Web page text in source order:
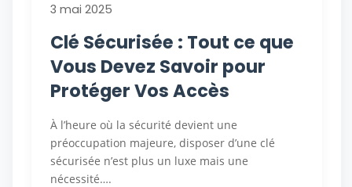
3 mai 2025
Clé Sécurisée : Tout ce que
Vous Devez Savoir pour
Protéger Vos Accès
À l’heure où la sécurité devient une
préoccupation majeure, disposer d’une clé
sécurisée n’est plus un luxe mais une
nécessité….